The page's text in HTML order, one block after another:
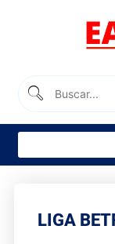
LIGA